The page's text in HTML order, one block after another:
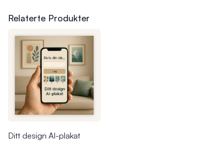
Relaterte Produkter
Ditt design AI-plakat